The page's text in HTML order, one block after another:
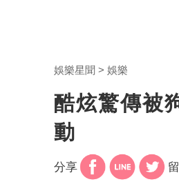
娛樂星聞 娛樂
酷炫驚傳被
動
分享